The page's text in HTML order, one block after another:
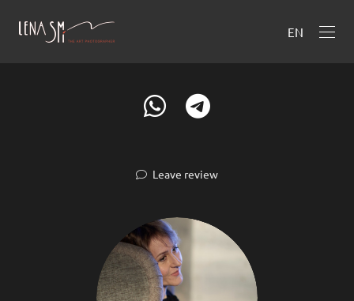
EN
Leave review